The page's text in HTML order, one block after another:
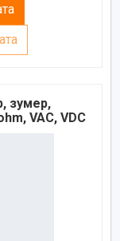
зумер,
VAC, VDC